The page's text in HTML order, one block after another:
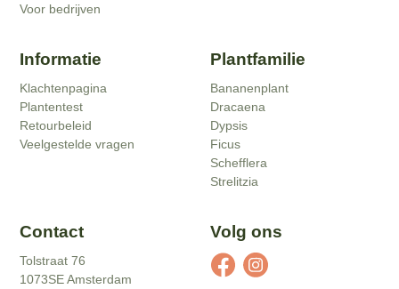
Voor bedrijven
Informatie
Klachtenpagina
Plantentest
Retourbeleid
Veelgestelde vragen
Plantfamilie
Bananenplant
Dracaena
Dypsis
Ficus
Schefflera
Strelitzia
Contact
Tolstraat 76
1073SE Amsterdam
Volg ons